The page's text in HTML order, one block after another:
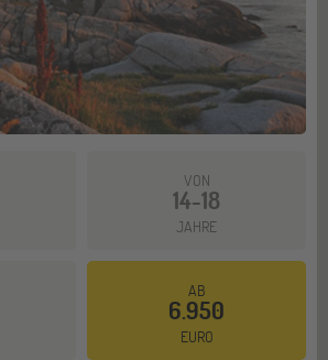
VON
14-18
JAHRE
AB
6.950
EURO